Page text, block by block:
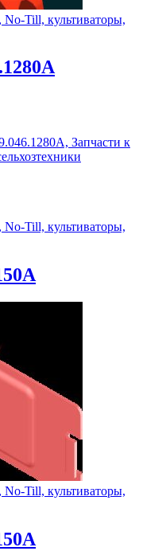
Till, культиваторы,
Запчасти к
Till, культиваторы,
Till, культиваторы,